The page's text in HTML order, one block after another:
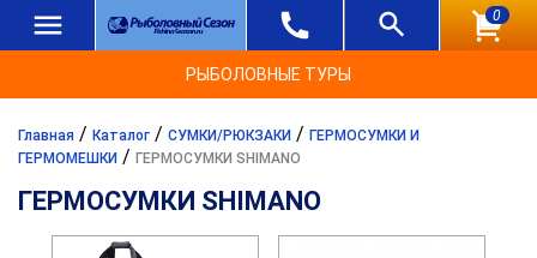
0
РЫБОЛОВНЫЕ ТУРЫ
Главная / Каталог / СУМКИ/РЮКЗАКИ / ГЕРМОСУМКИ И
ГЕРМОМЕШКИ / ГЕРМОСУМКИ SHIMANO
ГЕРМОСУМКИ SHIMANO